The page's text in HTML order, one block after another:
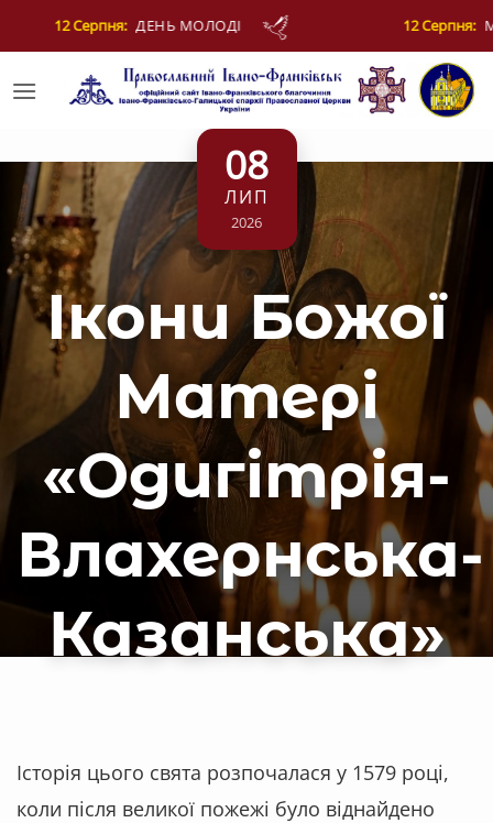
12 Серпня: МУЧЕНИКІВ ФОТІЯ Й АНКИТИ ТА
08
ЛИП
2026
Ікони Божої
Матері
«Одигітрія-
Влахернська-
Казанська»
Історія цього свята розпочалася у 1579 році,
коли після великої пожежі було віднайдено